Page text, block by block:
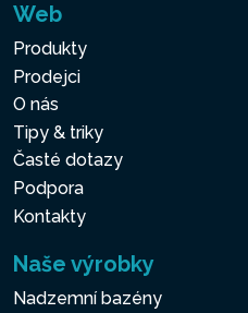
Web
Produkty
Prodejci
O nás
Tipy & triky
Časté dotazy
Podpora
Kontakty
Naše výrobky
Nadzemní bazény